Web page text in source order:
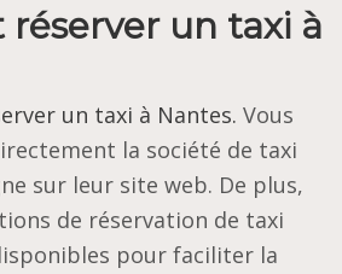
un taxi à
un taxi à Nantes. Vous
la société de taxi
sur leur site web. De plus,
de réservation de taxi
pour faciliter la